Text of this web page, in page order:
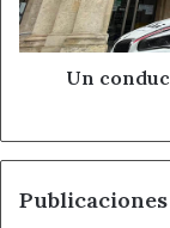
en
León
Un